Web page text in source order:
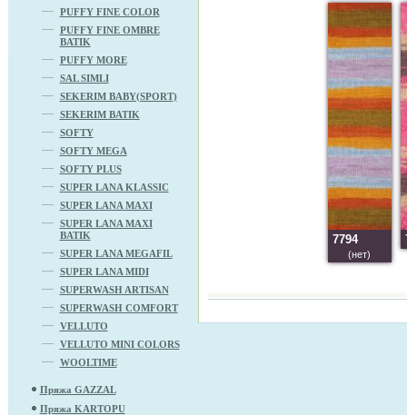
PUFFY FINE COLOR
PUFFY FINE OMBRE
BATIK
PUFFY MORE
SAL SIMLI
SEKERIM BABY(SPORT)
SEKERIM BATIK
SOFTY
SOFTY MEGA
SOFTY PLUS
SUPER LANA KLASSIC
SUPER LANA MAXI
SUPER LANA MAXI
BATIK
SUPER LANA MEGAFIL
SUPER LANA MIDI
SUPERWASH ARTISAN
SUPERWASH COMFORT
VELLUTO
VELLUTO MINI COLORS
WOOLTIME
Пряжа GAZZAL
Пряжа KARTOPU
7794
(нет)